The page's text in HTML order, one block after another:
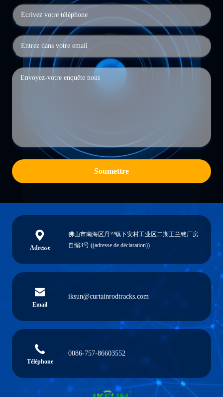
Soumettre
Adresse
佛山市南海区丹??镇下安村工业区二期王兰铭厂房
自编3号 ((adresse de déclaration))
Email
iksun@curtainrodtracks.com
Téléphone
0086-757-86603552